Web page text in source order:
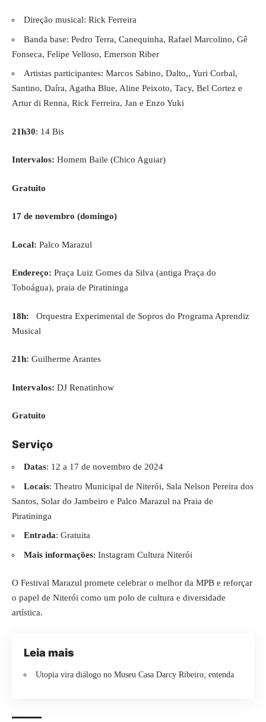
Direção musical: Rick Ferreira
Banda base: Pedro Terra, Canequinha, Rafael Marcolino, Gê
Fonseca, Felipe Velloso, Emerson Riber
Artistas participantes: Marcos Sabino, Dalto,, Yuri Corbal,
Santino, Daíra, Agatha Blue, Aline Peixoto, Tacy, Bel Cortez e
Artur di Renna, Rick Ferreira, Jan e Enzo Yuki
21h30: 14 Bis
Intervalos: Homem Baile (Chico Aguiar)
Gratuito
17 de novembro (domingo)
Local: Palco Marazul
Endereço: Praça Luiz Gomes da Silva (antiga Praça do
Toboágua), praia de Piratininga
18h: Orquestra Experimental de Sopros do Programa Aprendiz
Musical
21h: Guilherme Arantes
Intervalos: DJ Renatinhow
Gratuito
Serviço
Datas: 12 a 17 de novembro de 2024
Locais: Theatro Municipal de Niterói, Sala Nelson Pereira dos
Santos, Solar do Jambeiro e Palco Marazul na Praia de
Piratininga
Entrada: Gratuita
Mais informações: Instagram Cultura Niterói
O Festival Marazul promete celebrar o melhor da MPB e reforçar
o papel de Niterói como um polo de cultura e diversidade
artística.
Leia mais
Utopia vira diálogo no Museu Casa Darcy Ribeiro; entenda